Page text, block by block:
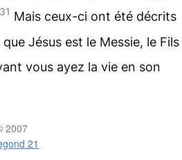
31 Mais ceux-ci ont été décrits
Jésus est le Messie, le Fils
vous ayez la vie en son
2007
21